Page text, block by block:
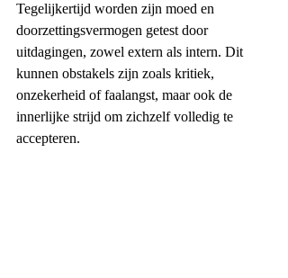
Tegelijkertijd worden zijn moed en
doorzettingsvermogen getest door
uitdagingen, zowel extern als intern. Dit
kunnen obstakels zijn zoals kritiek,
onzekerheid of faalangst, maar ook de
innerlijke strijd om zichzelf volledig te
accepteren.